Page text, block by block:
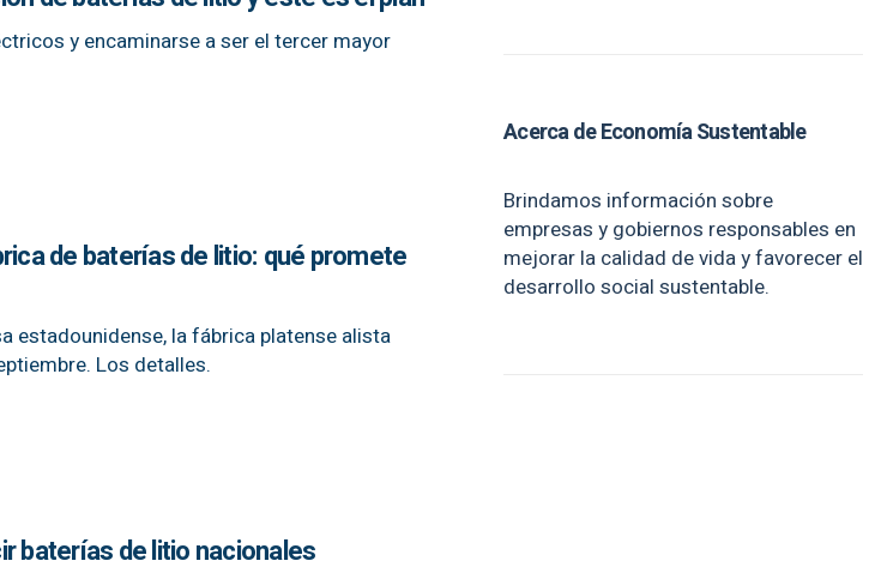
y encaminarse a ser el tercer mayor
de baterías de litio: qué promete
estadounidense, la fábrica platense alista
Los detalles.
baterías de litio nacionales
Acerca de Economía Sustentable
Brindamos información sobre
empresas y gobiernos responsables en
mejorar la calidad de vida y favorecer el
desarrollo social sustentable.